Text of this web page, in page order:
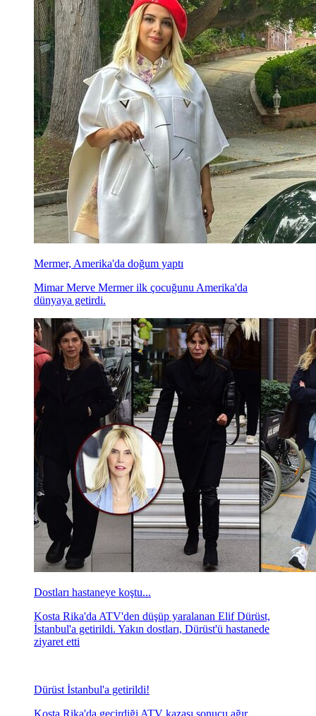
Mermer, Amerika'da doğum yaptı
Mimar Merve Mermer ilk çocuğunu Amerika'da
dünyaya getirdi.
Dostları hastaneye koştu...
Kosta Rika'da ATV'den düşüp yaralanan Elif Dürüst,
İstanbul'a getirildi. Yakın dostları, Dürüst'ü hastanede
ziyaret etti
Dürüst İstanbul'a getirildi!
Kosta Rika'da geçirdiği ATV kazası sonucu ağır